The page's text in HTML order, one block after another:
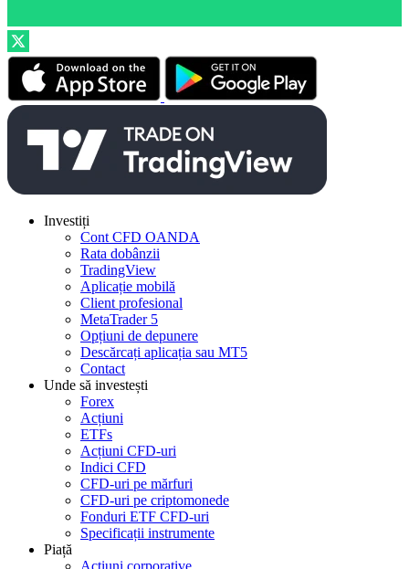
Investiți
Cont CFD OANDA
Rata dobânzii
TradingView
Aplicație mobilă
Client profesional
MetaTrader 5
Opțiuni de depunere
Descărcați aplicația sau MT5
Contact
Unde să investești
Forex
Acțiuni
ETFs
Acțiuni CFD-uri
Indici CFD
CFD-uri pe mărfuri
CFD-uri pe criptomonede
Fonduri ETF CFD-uri
Specificații instrumente
Piață